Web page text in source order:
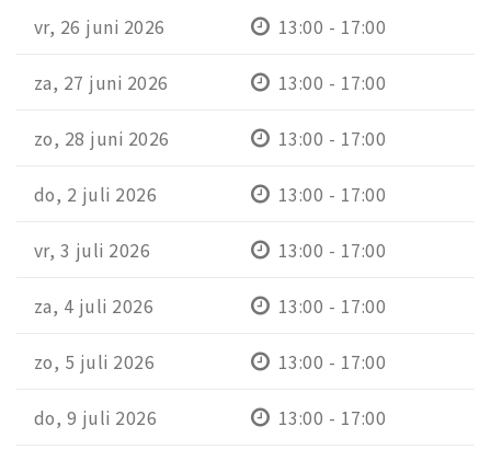
vr, 26 juni 2026 13:00 - 17:00
za, 27 juni 2026 13:00 - 17:00
zo, 28 juni 2026 13:00 - 17:00
do, 2 juli 2026 13:00 - 17:00
vr, 3 juli 2026 13:00 - 17:00
za, 4 juli 2026 13:00 - 17:00
zo, 5 juli 2026 13:00 - 17:00
do, 9 juli 2026 13:00 - 17:00